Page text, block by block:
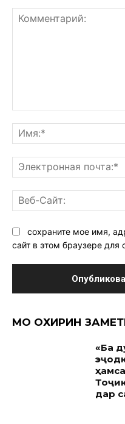
сохраните мое имя,
сайт в этом браузере
МО ОХИРИН
«Ба
дар